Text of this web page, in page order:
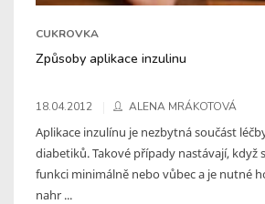
CUKROVKA
Způsoby aplikace inzulinu
18.04.2012 ALENA MRÁKOTOVÁ
Aplikace inzulínu je nezbytná součást
diabetiků. Takové případy nastávají, když
funkci minimálně nebo vůbec a je nutné
nahr ...